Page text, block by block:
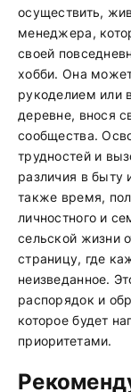
осуществить,
менеджера,
своей
хобби. Она
рукоделием или
деревне, внося
сообщества.
трудностей и
различия в быту
также время,
личностного и
сельской жизни
страницу, где
неизведанное.
распорядок и
которое будет
приоритетами.